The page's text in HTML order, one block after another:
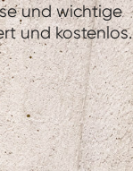
und wichtige
und kostenlos.